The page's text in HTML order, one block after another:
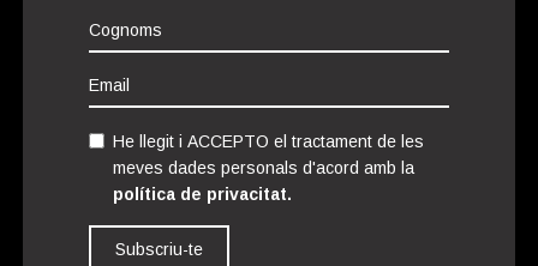
He llegit i ACCEPTO el tractament de les
meves dades personals d'acord amb la
política de privacitat.
Subscriu-te